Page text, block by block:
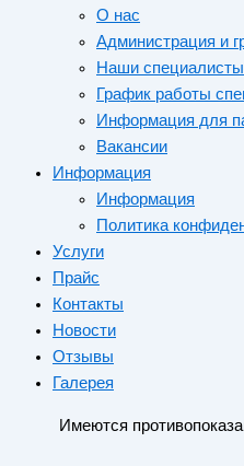
О нас
Администрация и
Наши специалисты
График работы
Информация для
Вакансии
Информация
Информация
Политика
Услуги
Прайс
Контакты
Новости
Отзывы
Галерея
Имеются